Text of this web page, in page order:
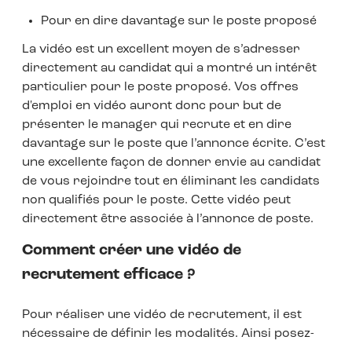
Pour en dire davantage sur le poste proposé
La vidéo est un excellent moyen de s’adresser
directement au candidat qui a montré un intérêt
particulier pour le poste proposé. Vos offres
d'emploi en vidéo auront donc pour but de
présenter le manager qui recrute et en dire
davantage sur le poste que l’annonce écrite. C’est
une excellente façon de donner envie au candidat
de vous rejoindre tout en éliminant les candidats
non qualifiés pour le poste. Cette vidéo peut
directement être associée à l’annonce de poste.
Comment créer une vidéo de
recrutement efficace ?
Pour réaliser une vidéo de recrutement, il est
nécessaire de définir les modalités. Ainsi posez-